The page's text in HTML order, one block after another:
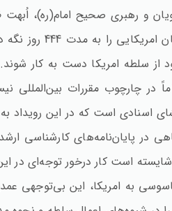
و رهبری صحیح امام‌(ره‌)،
نمی‌کردند که
از سلطه امریکا دست به کار
در چارچوب مقررات
اسنادی است که در این رویداد
پایان‌نامه‌های کارشناسی ارشد
است کار درخور توجه‌ای در
به امریکا، این بی‌توجهی